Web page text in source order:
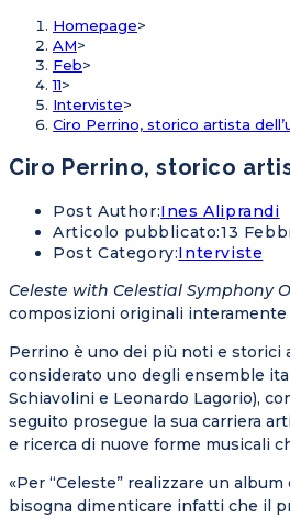
Homepage>
AM>
Feb>
11>
Interviste>
Ciro Perrino, storico artista
Ciro Perrino, storico
Post Author:Ines Aliprandi
Articolo pubblicato:13
Post Category:Interviste
Celeste with Celestial Symphony
composizioni originali
Perrino è uno dei più noti e storici
considerato uno degli ensemble
Schiavolini e Leonardo Lagorio),
seguito prosegue la sua carriera
e ricerca di nuove forme musicali
«Per “Celeste” realizzare un
bisogna dimenticare infatti che il